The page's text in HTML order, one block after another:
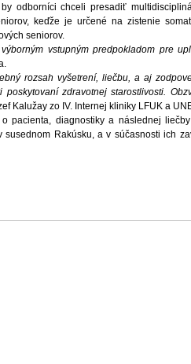
odborníci chceli presadiť
keďže je určené na zistenie
seniorov.
výborným vstupným predpokladom pre
rozsah vyšetrení, liečbu, a aj
zdravotnej starostlivosti.
Kalužay zo IV. Internej kliniky LFUK a
pacienta, diagnostiky a následnej
Rakúsku, a v súčasnosti ich